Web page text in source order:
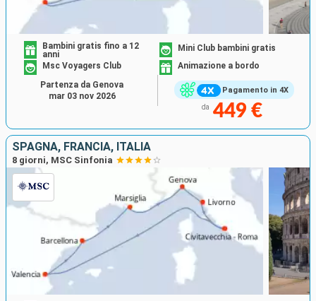
Pagamento in 4X
Bambini gratis fino a 12
anni
Mini Club bambini gratis
Msc Voyagers Club
Animazione a bordo
da 449 €
Partenza da Genova
mar 03 nov 2026
SPAGNA, FRANCIA, ITALIA
8 giorni, MSC Sinfonia